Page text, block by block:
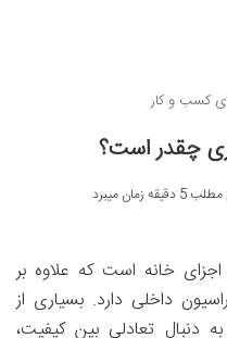
کسب و کار
چقدر است؟
زمان میبرد
خانه است که علاوه بر
داخلی دارد. بسیاری از
دنبال تعادلی بین کیفیت،